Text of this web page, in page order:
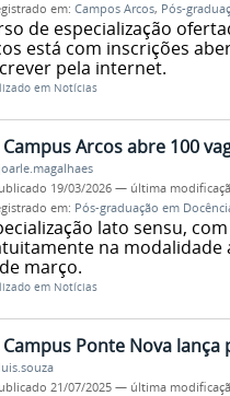
em: Campos Arcos, Pós-
de especialização
está com inscrições
pela internet.
em Notícias
Campus Arcos abre 100
joarle.magalhaes
19/03/2026 — última
em: Pós-graduação em
lato sensu,
na modalidade
março.
em Notícias
Campus Ponte Nova
luis.souza
21/07/2025 — última